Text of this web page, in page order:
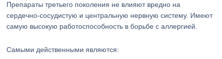
Препараты третьего поколения не влияют вредно на
сердечно-сосудистую и центральную нервную систему. Имеют
самую высокую работоспособность в борьбе с аллергией.
Самыми действенными являются: